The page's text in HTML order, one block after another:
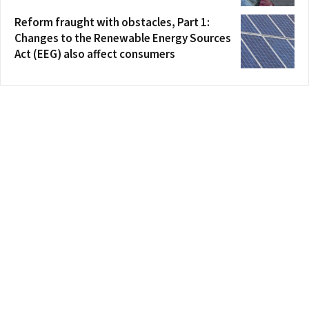
Reform fraught with obstacles, Part 1:
Changes to the Renewable Energy Sources
Act (EEG) also affect consumers